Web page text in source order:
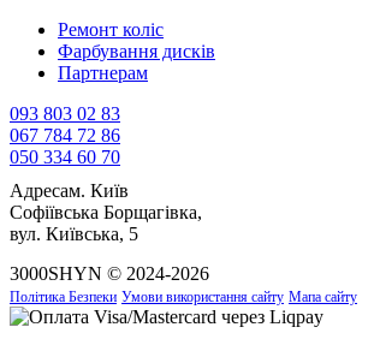
Ремонт коліс
Фарбування дисків
Партнерам
093 803 02 83
067 784 72 86
050 334 60 70
Адресам. Київ
Софіївська Борщагівка,
вул. Київська, 5
3000SHYN © 2024-2026
Політика Безпеки Умови використання сайту Мапа сайту